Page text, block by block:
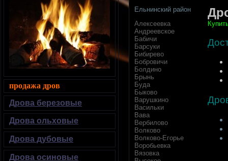
Ельнинский район
Алексеевка
Андреевское
Бабичи
Барсуки
Бибирево
Бобровичи
Болдино
Брынь
Буда
Быково
Варушкино
Васильки
Вава
Вербилово
Волково
Волково-Егорье
Воробьевка
Вязовка
продажа дров
Дрова березовые
Дрова ольховые
Дрова дубовые
Дрова осиновые